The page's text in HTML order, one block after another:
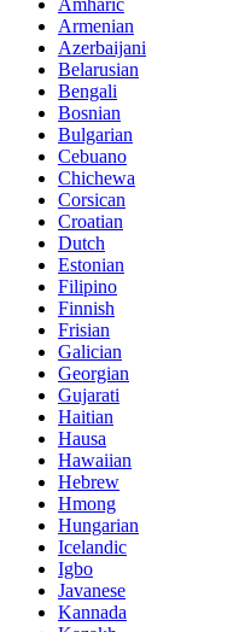
Armenian
Azerbaijani
Belarusian
Bengali
Bosnian
Bulgarian
Cebuano
Chichewa
Corsican
Croatian
Dutch
Estonian
Filipino
Finnish
Frisian
Galician
Georgian
Gujarati
Haitian
Hausa
Hawaiian
Hebrew
Hmong
Hungarian
Icelandic
Igbo
Javanese
Kannada